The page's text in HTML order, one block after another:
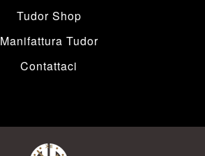
Tudor Shop
Manifattura Tudor
Contattaci